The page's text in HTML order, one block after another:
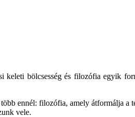
bölcsesség és filozófia egyik
ennél: filozófia, amely átformálja a
vele.